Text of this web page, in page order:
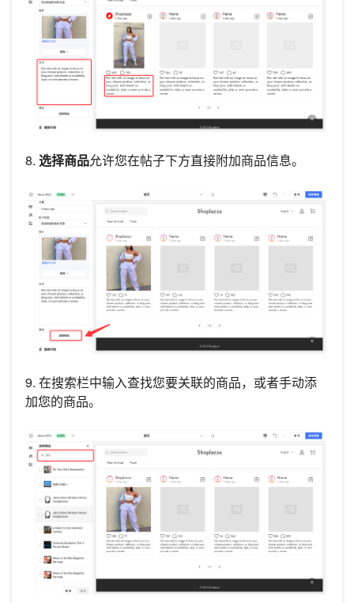
8. 选择商品允许您在帖子下方直接附加商品信息。
9. 在搜索栏中输入查找您要关联的商品，或者手动添
加您的商品。